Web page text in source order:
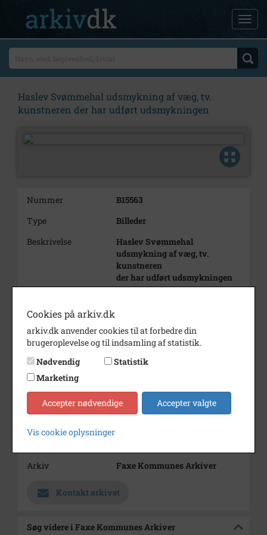
Haslev Svømmehal udsmykning af væg, tv.
kunstneren der har udført udsmykningen
Nummer
B15563
Type
Billeder
Beskrivelse
Haslev Svømmehal
udsmykning af væg, tv.
kunstneren
der har udført udsmykningen
Dateringsnote
Fotograf
Ukendt
Størrelse
14x24
Materiale
Se på kort
Arkiv
Faxe Kommunes Arkiver
Kontakt arkivet
Søg videre i Faxe Kommunes Arkiver
Cookies på arkiv.dk
arkiv.dk anvender cookies til at forbedre din
brugeroplevelse og til indsamling af statistik.
Nødvendig
Statistik
Marketing
Accepter nødvendige Accepter valgte
Vis cookie oplysninger